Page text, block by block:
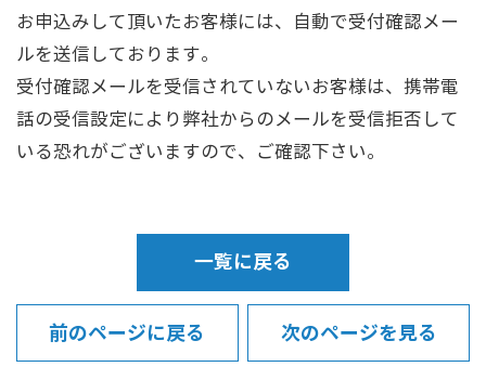
お申込みして頂いたお客様には、自動で受付確認メー
ルを送信しております。
受付確認メールを受信されていないお客様は、携帯電
話の受信設定により弊社からのメールを受信拒否して
いる恐れがございますので、ご確認下さい。
前のページに戻る
一覧に戻る
次のページを見る